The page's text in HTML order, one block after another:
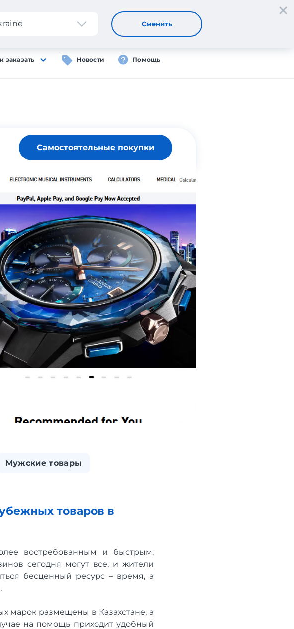
Регистрация
заказать Новости Помощь
Сменить
Самостоятельные покупки
Мужские товары
товаров в
востребованным и быстрым.
сегодня могут все, и жители
бесценный ресурс – время, а
марок размещены в Казахстане, а
на помощь приходит удобный